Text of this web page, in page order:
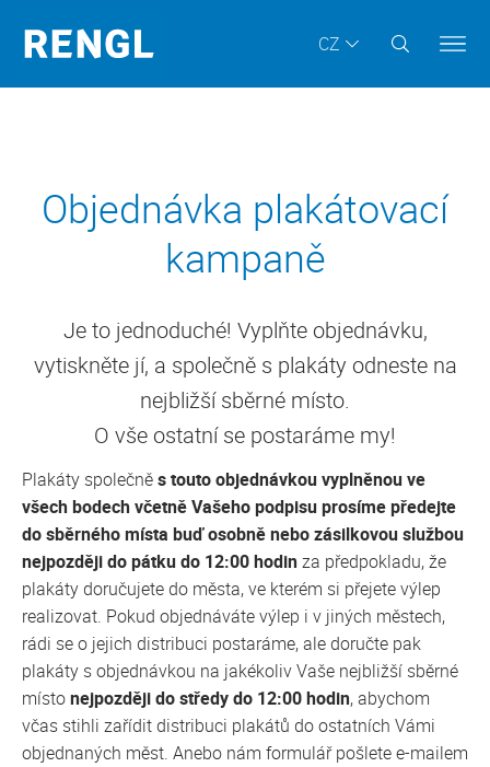
CZ
Objednávka plakátovací
kampaně
Je to jednoduché! Vyplňte objednávku,
vytiskněte jí, a společně s plakáty odneste na
nejbližší sběrné místo.
O vše ostatní se postaráme my!
Plakáty společněs touto objednávkou vyplněnou ve
všech bodech včetně Vašeho podpisu prosíme předejte
do sběrného místa buď osobně nebo zásilkovou službou
nejpozději do pátku do 12:00 hodinza předpokladu, že
plakáty doručujete do města, ve kterém si přejete výlep
realizovat. Pokud objednáváte výlep i v jiných městech,
rádi se o jejich distribuci postaráme, ale doručte pak
plakáty s objednávkou na jakékoliv Vaše nejbližší sběrné
místonejpozději do středy do 12:00 hodin, abychom
včas stihli zařídit distribuci plakátů do ostatních Vámi
objednaných měst. Anebo nám formulář pošlete e-mailem